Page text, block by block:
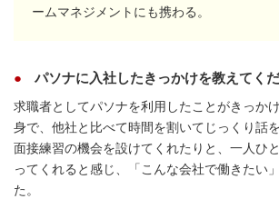
ームマネジメントにも携わる。
パソナに入社したきっかけを教えてくだ
求職者としてパソナを利用したことがきっか
身で、他社と比べて時間を割いてじっくり話
面接練習の機会を設けてくれたりと、一人ひ
ってくれると感じ、「こんな会社で働きたい
た。